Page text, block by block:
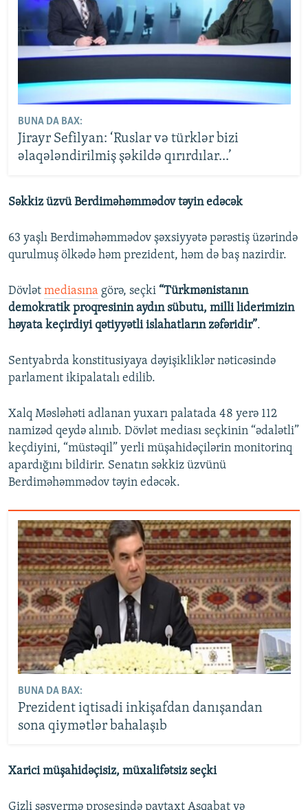
BUNA DA BAX:
Jirayr Sefilyan: ‘Ruslar və türklər bizi
əlaqələndirilmiş şəkildə qırırdılar...’
Səkkiz üzvüBerdiməhəmmədov​ təyin edəcək
63 yaşlı Berdiməhəmmədov şəxsiyyətə pərəstiş üzərində
qurulmuş ölkədə həm prezident, həm də baş nazirdir.
Dövlət mediasına görə, seçki “Türkmənistanın
demokratik proqresinin aydın sübutu, milli liderimizin
həyata keçirdiyi qətiyyətli islahatların zəfəridir”.
Sentyabrda konstitusiyaya dəyişikliklər nəticəsində
parlament ikipalatalı edilib.
Xalq Məsləhəti adlanan yuxarı palatada 48 yerə 112
namizəd qeydə alınıb. Dövlət mediası seçkinin “ədalətli”
keçdiyini, “müstəqil” yerli müşahidəçilərin monitorinq
apardığını bildirir. Senatın səkkiz üzvünü
Berdiməhəmmədov təyin edəcək.
BUNA DA BAX:
Prezident iqtisadi inkişafdan danışandan
sona qiymətlər bahalaşıb
Xarici müşahidəçisiz, müxalifətsiz seçki
Gizli səsvermə prosesində paytaxt Aşqabat və